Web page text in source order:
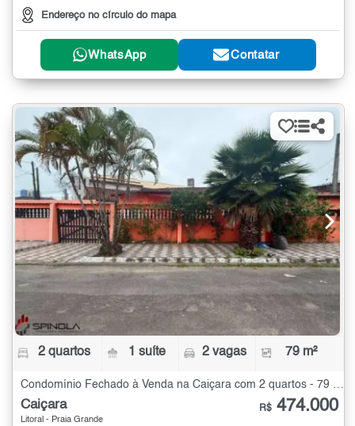
Endereço no círculo do mapa
WhatsApp Contatar
2 quartos 1 suíte 2 vagas 79 m²
Condomínio Fechado à Venda na Caiçara com 2 quartos - 79 m²
Caiçara
Litoral - Praia Grande
R$ 474.000